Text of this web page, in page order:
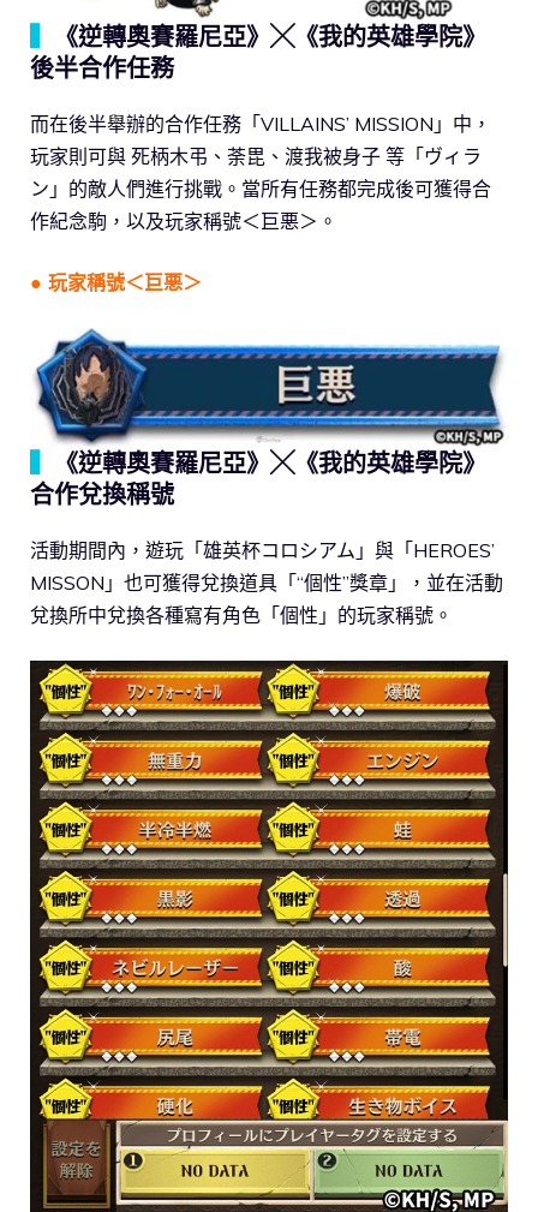
《逆轉奧賽羅尼亞》╳《我的英雄學院》
後半合作任務
而在後半舉辦的合作任務「VILLAINS’ MISSION」中，
玩家則可與 死柄木弔、荼毘、渡我被身子 等「ヴィラ
ン」的敵人們進行挑戰。當所有任務都完成後可獲得合
作紀念駒，以及玩家稱號＜巨悪＞。
● 玩家稱號＜巨悪＞
《逆轉奧賽羅尼亞》╳《我的英雄學院》
合作兌換稱號
活動期間內，遊玩「雄英杯コロシアム」與「HEROES’
MISSON」也可獲得兌換道具「“個性”獎章」，並在活動
兌換所中兌換各種寫有角色「個性」的玩家稱號。